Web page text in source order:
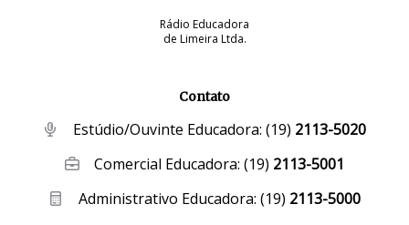
Rádio Educadora
de Limeira Ltda.
Contato
Estúdio/Ouvinte Educadora: (19) 2113-5020
Comercial Educadora:(19) 2113-5001
Administrativo Educadora: (19) 2113-5000